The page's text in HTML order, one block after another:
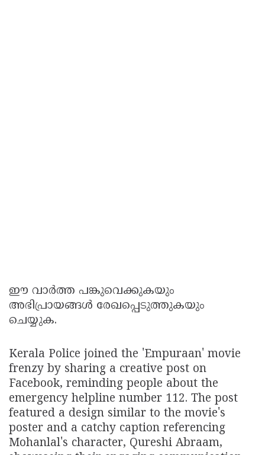
ഈ വാർത്ത പങ്കുവെക്കുകയും
അഭിപ്രായങ്ങൾ രേഖപ്പെടുത്തുകയും
ചെയ്യുക.
Kerala Police joined the 'Empuraan' movie
frenzy by sharing a creative post on
Facebook, reminding people about the
emergency helpline number 112. The post
featured a design similar to the movie's
poster and a catchy caption referencing
Mohanlal's character, Qureshi Abraam,